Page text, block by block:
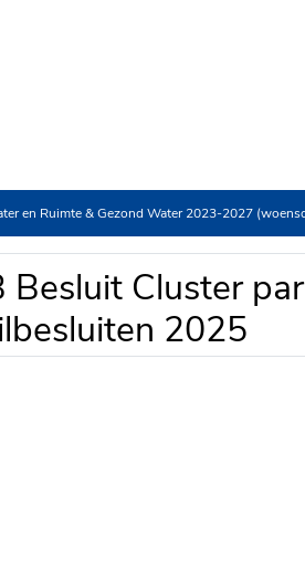
en Ruimte & Gezond Water 2023-2027 (woensdag 3 juni
Besluit Cluster
2025